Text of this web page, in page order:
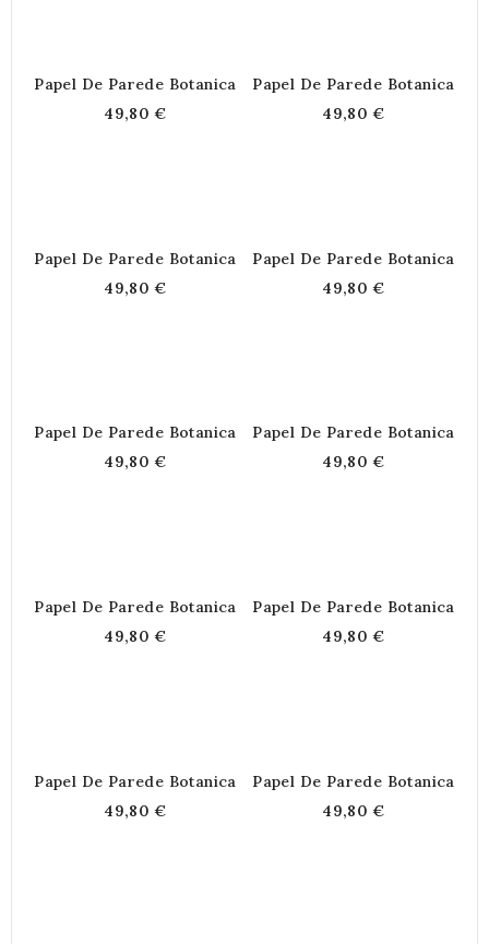
Papel De Parede Botanica
49,80 €
Papel De Parede Botanica
49,80 €
Papel De Parede Botanica
49,80 €
Papel De Parede Botanica
49,80 €
Papel De Parede Botanica
49,80 €
Papel De Parede Botanica
49,80 €
Papel De Parede Botanica
49,80 €
Papel De Parede Botanica
49,80 €
Papel De Parede Botanica
49,80 €
Papel De Parede Botanica
49,80 €